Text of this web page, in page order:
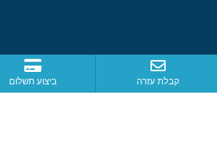
ביצוע תשלום קבלת עזרה